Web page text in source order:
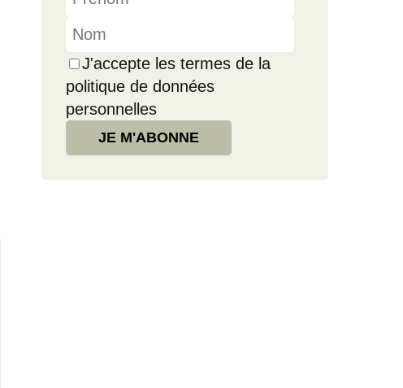
J'accepte les termes de la
politique de données
personnelles